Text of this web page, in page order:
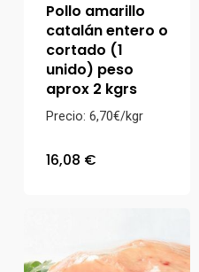
Pollo amarillo
catalán entero o
cortado (1
unido) peso
aprox 2 kgrs
Precio: 6,70€/kgr
16,08 €